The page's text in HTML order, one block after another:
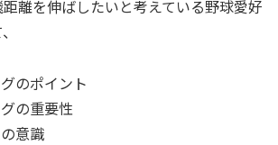
離を伸ばしたいと考えている野球愛好
のポイント
の重要性
意識